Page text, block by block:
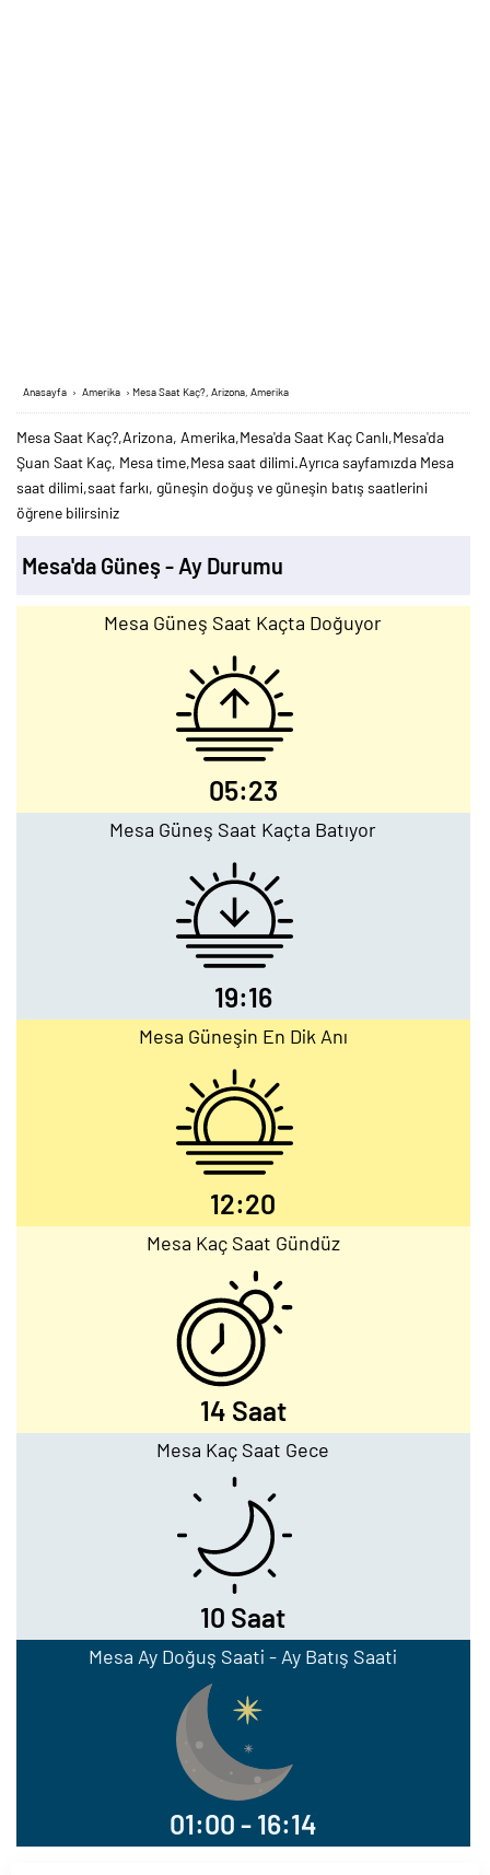
Anasayfa › Amerika › Mesa Saat Kaç?, Arizona, Amerika
Mesa Saat Kaç?,Arizona, Amerika,Mesa'da Saat Kaç Canlı,Mesa'da
Şuan Saat Kaç, Mesa time,Mesa saat dilimi.Ayrıca sayfamızda Mesa
saat dilimi,saat farkı, güneşin doğuş ve güneşin batış saatlerini
öğrene bilirsiniz
Mesa'da Güneş - Ay Durumu
Mesa Güneş Saat Kaçta Doğuyor
05:23
Mesa Güneş Saat Kaçta Batıyor
19:16
Mesa Güneşin En Dik Anı
12:20
Mesa Kaç Saat Gündüz
14 Saat
Mesa Kaç Saat Gece
10 Saat
Mesa Ay Doğuş Saati - Ay Batış Saati
01:00 - 16:14